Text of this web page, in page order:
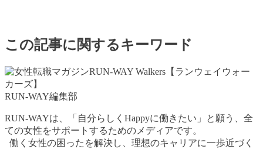
この記事に関するキーワード
RUN-WAY編集部
RUN-WAYは、「自分らしくHappyに働きたい」と願う、全
ての女性をサポートするためのメディアです。
働く女性の困ったを解決し、理想のキャリアに一歩近づく